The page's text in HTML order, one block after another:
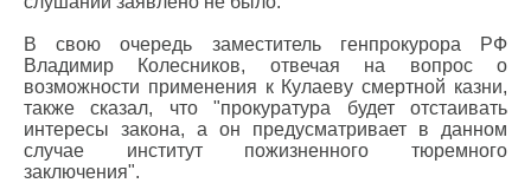
В свою очередь заместитель генпрокурора РФ
Владимир Колесников, отвечая на вопрос о
возможности применения к Кулаеву смертной казни,
также сказал, что "прокуратура будет отстаивать
интересы закона, а он предусматривает в данном
случае институт пожизненного тюремного
заключения".